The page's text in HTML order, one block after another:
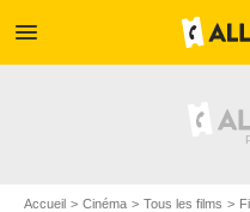
menu
Accueil Cinéma Tous les films